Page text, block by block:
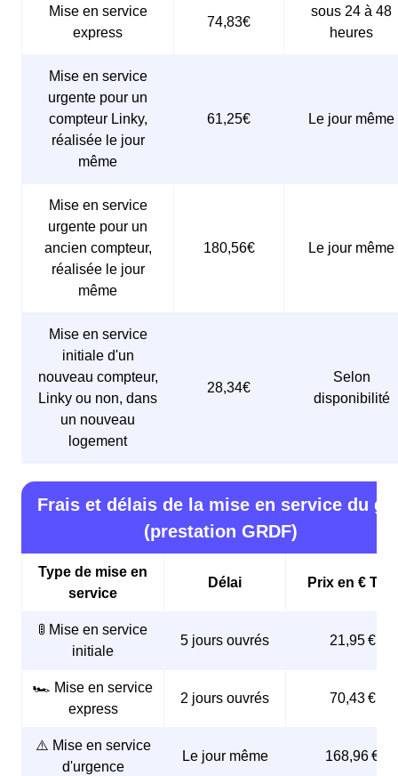
Mise en service
express
74,83€
sous 24 à 48
heures
Mise en service
urgente pour un
compteur Linky,
réalisée le jour
même
61,25€ Le jour même
Mise en service
urgente pour un
ancien compteur,
réalisée le jour
même
180,56€ Le jour même
Mise en service
initiale d'un
nouveau compteur,
Linky ou non, dans
un nouveau
logement
28,34€
Selon
disponibilité
Frais et délais de la mise en service du
(prestation GRDF)
Type de mise en
service
Délai Prix en € TTC
🚦 Mise en service
initiale
5 jours ouvrés 21,95 €
🏎️ Mise en service
express
2 jours ouvrés 70,43 €
⚠️ Mise en service
d'urgence
Le jour même 168,96 €